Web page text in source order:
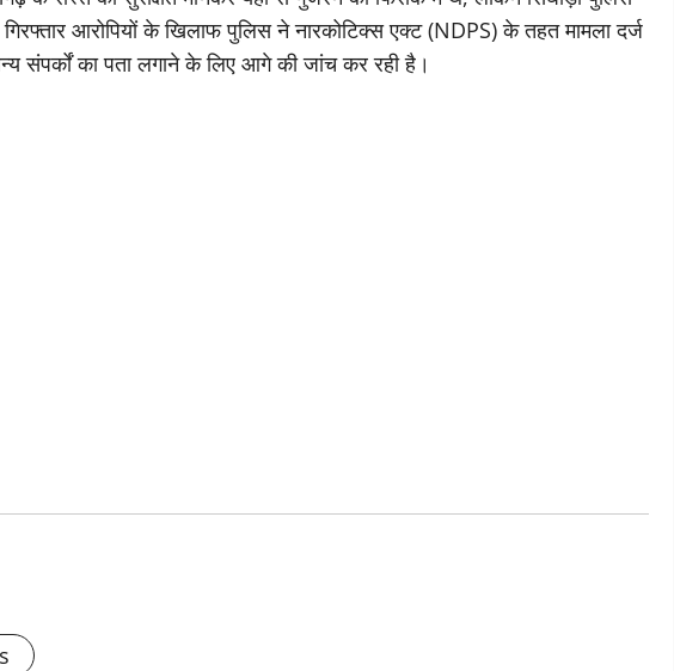
आरोपियों के खिलाफ पुलिस ने नारकोटिक्स एक्ट (NDPS) के तहत मामला दर्ज
संपर्कों का पता लगाने के लिए आगे की जांच कर रही है।